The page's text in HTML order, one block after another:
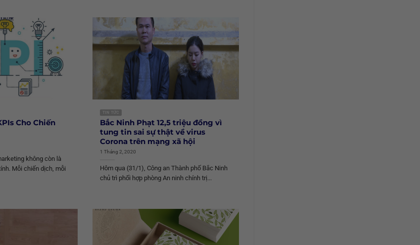
Cho Chiến
không còn là
Mỗi chiến dịch, mỗi
TIN TỨC
Bắc Ninh Phạt 12,5 triệu đồng vì
tung tin sai sự thật về virus
Corona trên mạng xã hội
1 Tháng 2, 2020
Hôm qua (31/1), Công an Thành phố Bắc Ninh
chủ trì phối hợp phòng An ninh chính trị...